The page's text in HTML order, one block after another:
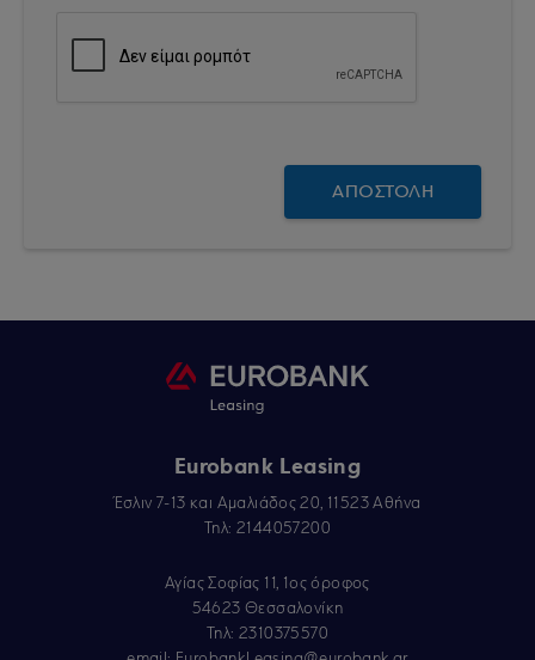
Eurobank Leasing
Έσλιν 7-13 και Αμαλιάδος 20, 11523 Αθήνα
Τηλ: 2144057200
Αγίας Σοφίας 11, 1ος όροφος
54623 Θεσσαλονίκη
Τηλ: 2310375570